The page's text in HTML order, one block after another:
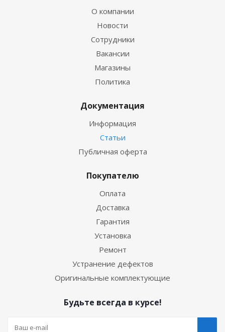
О компании
Новости
Сотрудники
Вакансии
Магазины
Политика
Документация
Информация
Статьи
Публичная оферта
Покупателю
Оплата
Доставка
Гарантия
Установка
Ремонт
Устранение дефектов
Оригинальные комплектующие
Будьте всегда в курсе!